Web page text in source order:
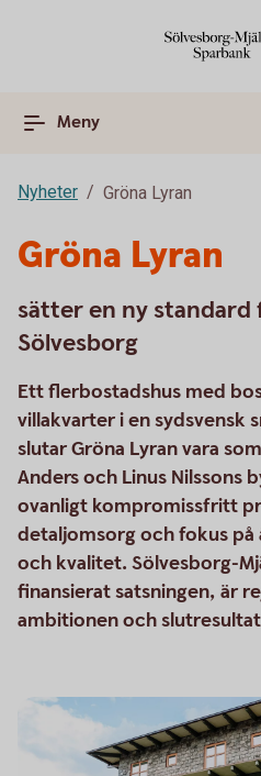
Meny
Nyheter Gröna Lyran
Gröna Lyran
sätter en ny standard
Sölvesborg
Ett flerbostadshus med
villakvarter i en sydsvensk
slutar Gröna Lyran vara
Anders och Linus Nilssons
ovanligt kompromissfritt
detaljomsorg och fokus
och kvalitet. Sölvesborg-
finansierat satsningen, är
ambitionen och